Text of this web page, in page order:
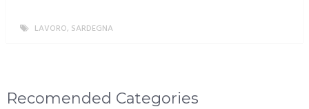
LAVORO, SARDEGNA
Recomended Categories